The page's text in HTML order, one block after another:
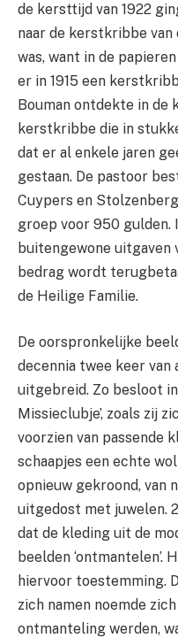
de kersttijd van 1922
naar de kerstkribbe
was, want in de
er in 1915 een
Bouman ontdekte in de
kerstkribbe die in
dat er al enkele jaren
gestaan. De pastoor
Cuypers en
groep voor 950 gulden.
buitengewone uitgaven
bedrag wordt
de Heilige Familie.
De oorspronkelijke
decennia twee keer van
uitgebreid. Zo besloot in
Missieclubje’, zoals zij
voorzien van passende
schaapjes een echte
opnieuw gekroond, van
uitgedost met juwelen.
dat de kleding uit de
beelden
hiervoor toestemming.
zich namen noemde
ontmanteling werden,